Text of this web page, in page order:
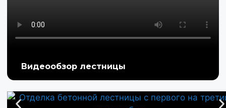
Видеообзор лестницы